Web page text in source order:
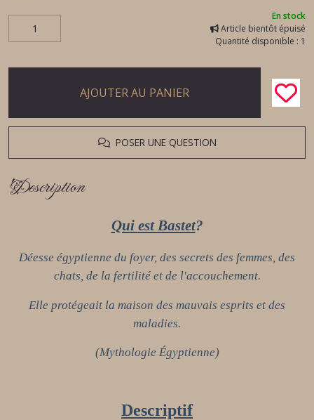
En stock
Article bientôt épuisé
Quantité disponible : 1
AJOUTER AU PANIER
POSER UNE QUESTION
Description
Qui est Bastet?
Déesse égyptienne du foyer, des secrets des femmes, des
chats, de la fertilité et de l'accouchement.
Elle protégeait la maison des mauvais esprits et des
maladies.
(Mythologie Égyptienne)
Descriptif